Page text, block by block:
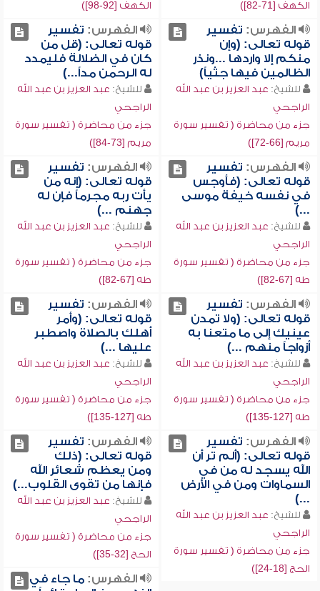
الكهف [71-82]) الكهف [92-98])
الفهرس: تفسير
قوله تعالى: (وإن
منكم إلا واردها ...ونذر
الظالمين فيها جثياً)
للشيخ: عبد العزيز بن عبد الله
الراجحي
جزء من محاضرة ( تفسير سورة
مريم [66-72])
الفهرس: تفسير
قوله تعالى: (قل من
كان في الضلالة فليمدد
له الرحمن مداً...)
للشيخ: عبد العزيز بن عبد الله
الراجحي
جزء من محاضرة ( تفسير سورة
مريم [73-84])
الفهرس: تفسير
قوله تعالى: (فأوجس
في نفسه خيفة موسى
...)
للشيخ: عبد العزيز بن عبد الله
الراجحي
جزء من محاضرة ( تفسير سورة
طه [67-82])
الفهرس: تفسير
قوله تعالى: (إنه من
يأت ربه مجرماً فإن له
جهنم ...)
للشيخ: عبد العزيز بن عبد الله
الراجحي
جزء من محاضرة ( تفسير سورة
طه [67-82])
الفهرس: تفسير
قوله تعالى: (ولا تمدن
عينيك إلى ما متعنا به
أزواجاً منهم ...)
للشيخ: عبد العزيز بن عبد الله
الراجحي
جزء من محاضرة ( تفسير سورة
طه [127-135])
الفهرس: تفسير
قوله تعالى: (وأمر
أهلك بالصلاة واصطبر
عليها ...)
للشيخ: عبد العزيز بن عبد الله
الراجحي
جزء من محاضرة ( تفسير سورة
طه [127-135])
الفهرس: تفسير
قوله تعالى: (ألم تر أن
الله يسجد له من في
السماوات ومن في الأرض
...)
للشيخ: عبد العزيز بن عبد الله
الراجحي
جزء من محاضرة ( تفسير سورة
الحج [18-24])
الفهرس: تفسير
قوله تعالى: (ذلك
ومن يعظم شعائر الله
فإنها من تقوى القلوب...)
للشيخ: عبد العزيز بن عبد الله
الراجحي
جزء من محاضرة ( تفسير سورة
الحج [32-35])
الفهرس:ما جاء في